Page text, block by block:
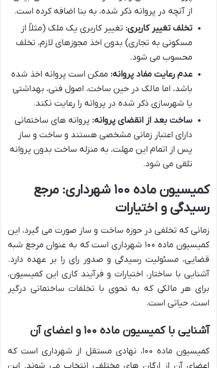
از آنچه در پروانه ذکر شده، به بنا اضافه کرده است.
تخلف تغییر کاربری: تغییر کاربری یک ملک (مثلاً از
مسکونی به تجاری) بدون اخذ مجوزهای لازم، تخلف
محسوب می شود.
عدم رعایت مفاد پروانه: ممکن است پروانه اخذ شده
باشد، اما مالک در حین ساخت، اصول فنی، بهداشتی
یا شهرسازی ذکر شده در پروانه را رعایت نکند.
ساخت بعد از انقضای پروانه: پروانه های ساختمانی
دارای اعتبار زمانی مشخصی هستند و ساخت و ساز
پس از اتمام این مهلت، به منزله ساخت بدون پروانه
تلقی می شود.
کمیسیون ماده ۱۰۰ شهرداری: مرجع
رسیدگی و اختیارات
زمانی که تخلفی در حوزه ساخت و ساز صورت می گیرد، این
کمیسیون ماده ۱۰۰ شهرداری است که به عنوان مرجع شبه
قضایی، مسئولیت رسیدگی و صدور رای را بر عهده دارد.
آشنایی با ساختار، اختیارات و فرآیند کاری این کمیسیون،
برای هر مالکی که به نحوی با تخلفات ساختمانی درگیر
است، حیاتی است.
آشنایی با کمیسیون ماده ۱۰۰ و اعضای آن
کمیسیون ماده ۱۰۰، نهادی مستقل از شهرداری است که
اعضای آن از ارگان های مختلفی انتخاب می شوند. این